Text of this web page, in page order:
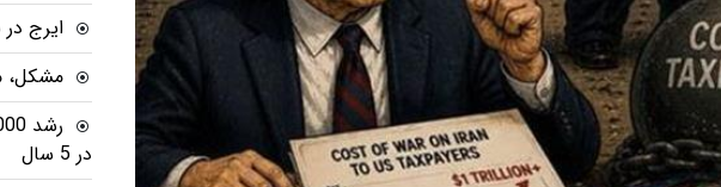
ایرج
مشکل،
در 5 سال